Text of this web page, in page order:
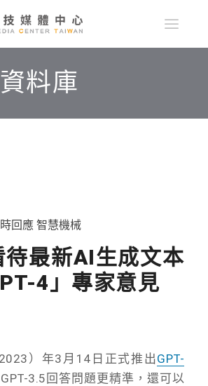
料庫
回應 智慧機械
待最新AI生成文本
4」專家意見
）年3月14日正式推出GPT-
3.5回答問題更精準，還可以